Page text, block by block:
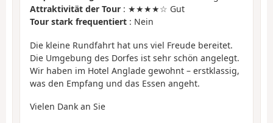
Attraktivität der Tour : ★★★★☆ Gut
Tour stark frequentiert : Nein
Die kleine Rundfahrt hat uns viel Freude bereitet.
Die Umgebung des Dorfes ist sehr schön angelegt.
Wir haben im Hotel Anglade gewohnt – erstklassig,
was den Empfang und das Essen angeht.
Vielen Dank an Sie